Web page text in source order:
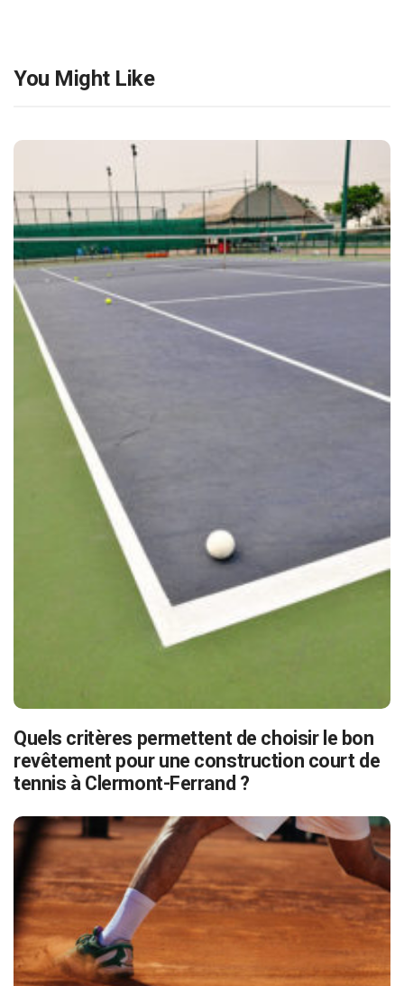
You Might Like
Quels critères permettent de choisir le bon
revêtement pour une construction court de
tennis à Clermont-Ferrand ?